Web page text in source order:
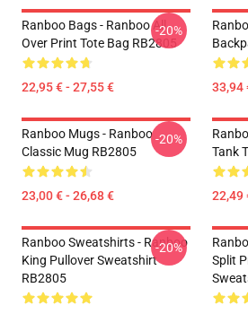
Ranboo Bags - Ranboo All
Over Print Tote Bag RB2805
22,95 € - 27,55 €
-20%
33,94
Ranboo Mugs - Ranboo
Classic Mug RB2805
23,00 € - 26,68 €
-20%
Tank
22,49
Ranboo Sweatshirts - Ranboo
King Pullover Sweatshirt
RB2805
-20%
Split